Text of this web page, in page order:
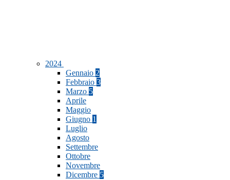
2024
Gennaio 2
Febbraio 3
Marzo 5
Aprile
Maggio
Giugno 1
Luglio
Agosto
Settembre
Ottobre
Novembre
Dicembre 5